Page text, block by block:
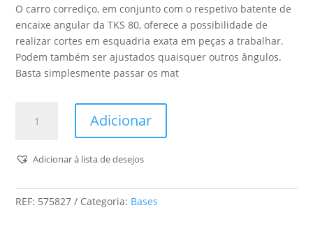
O carro corrediço, em conjunto com o respetivo batente de
encaixe angular da TKS 80, oferece a possibilidade de
realizar cortes em esquadria exata em peças a trabalhar.
Podem também ser ajustados quaisquer outros ângulos.
Basta simplesmente passar os mat
Esquadrejadeira
Tks
80
Adicionar
Adicionar á lista de desejos
REF: 575827 Categoria: Bases